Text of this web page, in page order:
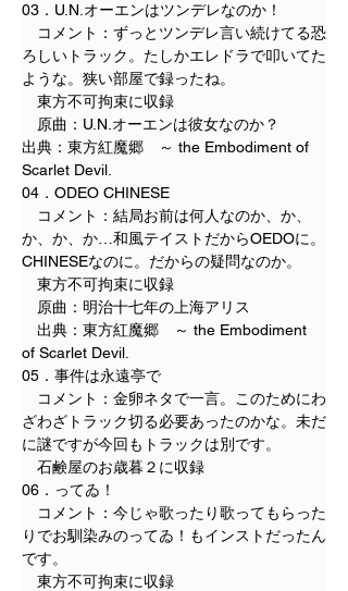
03．U.N.オーエンはツンデレなのか！
コメント：ずっとツンデレ言い続けてる恐
ろしいトラック。たしかエレドラで叩いてた
ような。狭い部屋で録ったね。
東方不可拘束に収録
原曲：U.N.オーエンは彼女なのか？
出典：東方紅魔郷　～ the Embodiment of
Scarlet Devil.
04．ODEO CHINESE
コメント：結局お前は何人なのか、か、
か、か、か…和風テイストだからOEDOに。
CHINESEなのに。だからの疑問なのか。
東方不可拘束に収録
原曲：明治十七年の上海アリス
出典：東方紅魔郷　～ the Embodiment
of Scarlet Devil.
05．事件は永遠亭で
コメント：金卵ネタで一言。このためにわ
ざわざトラック切る必要あったのかな。未だ
に謎ですが今回もトラックは別です。
石鹸屋のお歳暮２に収録
06．ってゐ！
コメント：今じゃ歌ったり歌ってもらった
りでお馴染みのってゐ！もインストだったん
です。
東方不可拘束に収録